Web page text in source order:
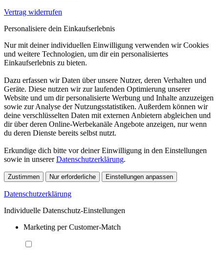
Vertrag widerrufen
Personalisiere dein Einkaufserlebnis
Nur mit deiner individuellen Einwilligung verwenden wir Cookies
und weitere Technologien, um dir ein personalisiertes
Einkaufserlebnis zu bieten.
Dazu erfassen wir Daten über unsere Nutzer, deren Verhalten und
Geräte. Diese nutzen wir zur laufenden Optimierung unserer
Website und um dir personalisierte Werbung und Inhalte anzuzeigen
sowie zur Analyse der Nutzungsstatistiken. Außerdem können wir
deine verschlüsselten Daten mit externen Anbietern abgleichen und
dir über deren Online-Werbekanäle Angebote anzeigen, nur wenn
du deren Dienste bereits selbst nutzt.
Erkundige dich bitte vor deiner Einwilligung in den Einstellungen
sowie in unsererDatenschutzerklärung.
Zustimmen Nur erforderliche Einstellungen anpassen
Datenschutzerklärung
Individuelle Datenschutz-Einstellungen
Marketing per Customer-Match